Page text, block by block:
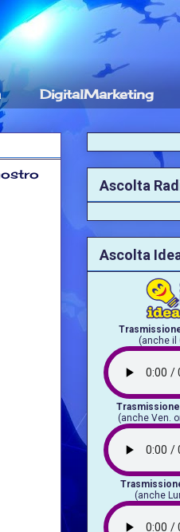
DigitalMarketing
Ascolta
Ascolta
(anche il
(anche Ven.
(anche